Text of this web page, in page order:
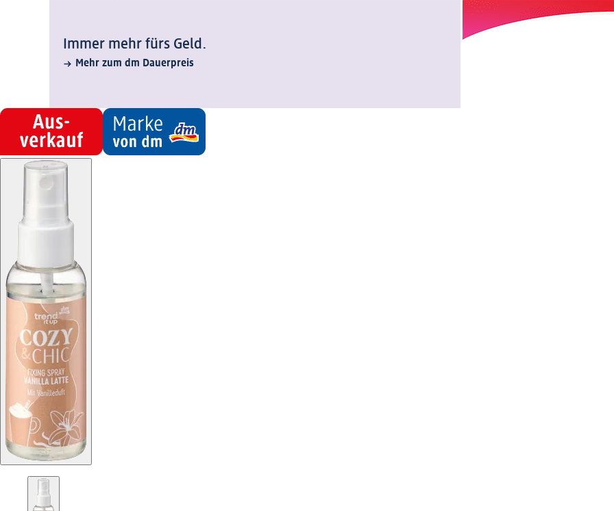
Immer mehr fürs Geld.
Mehr zum dm Dauerpreis